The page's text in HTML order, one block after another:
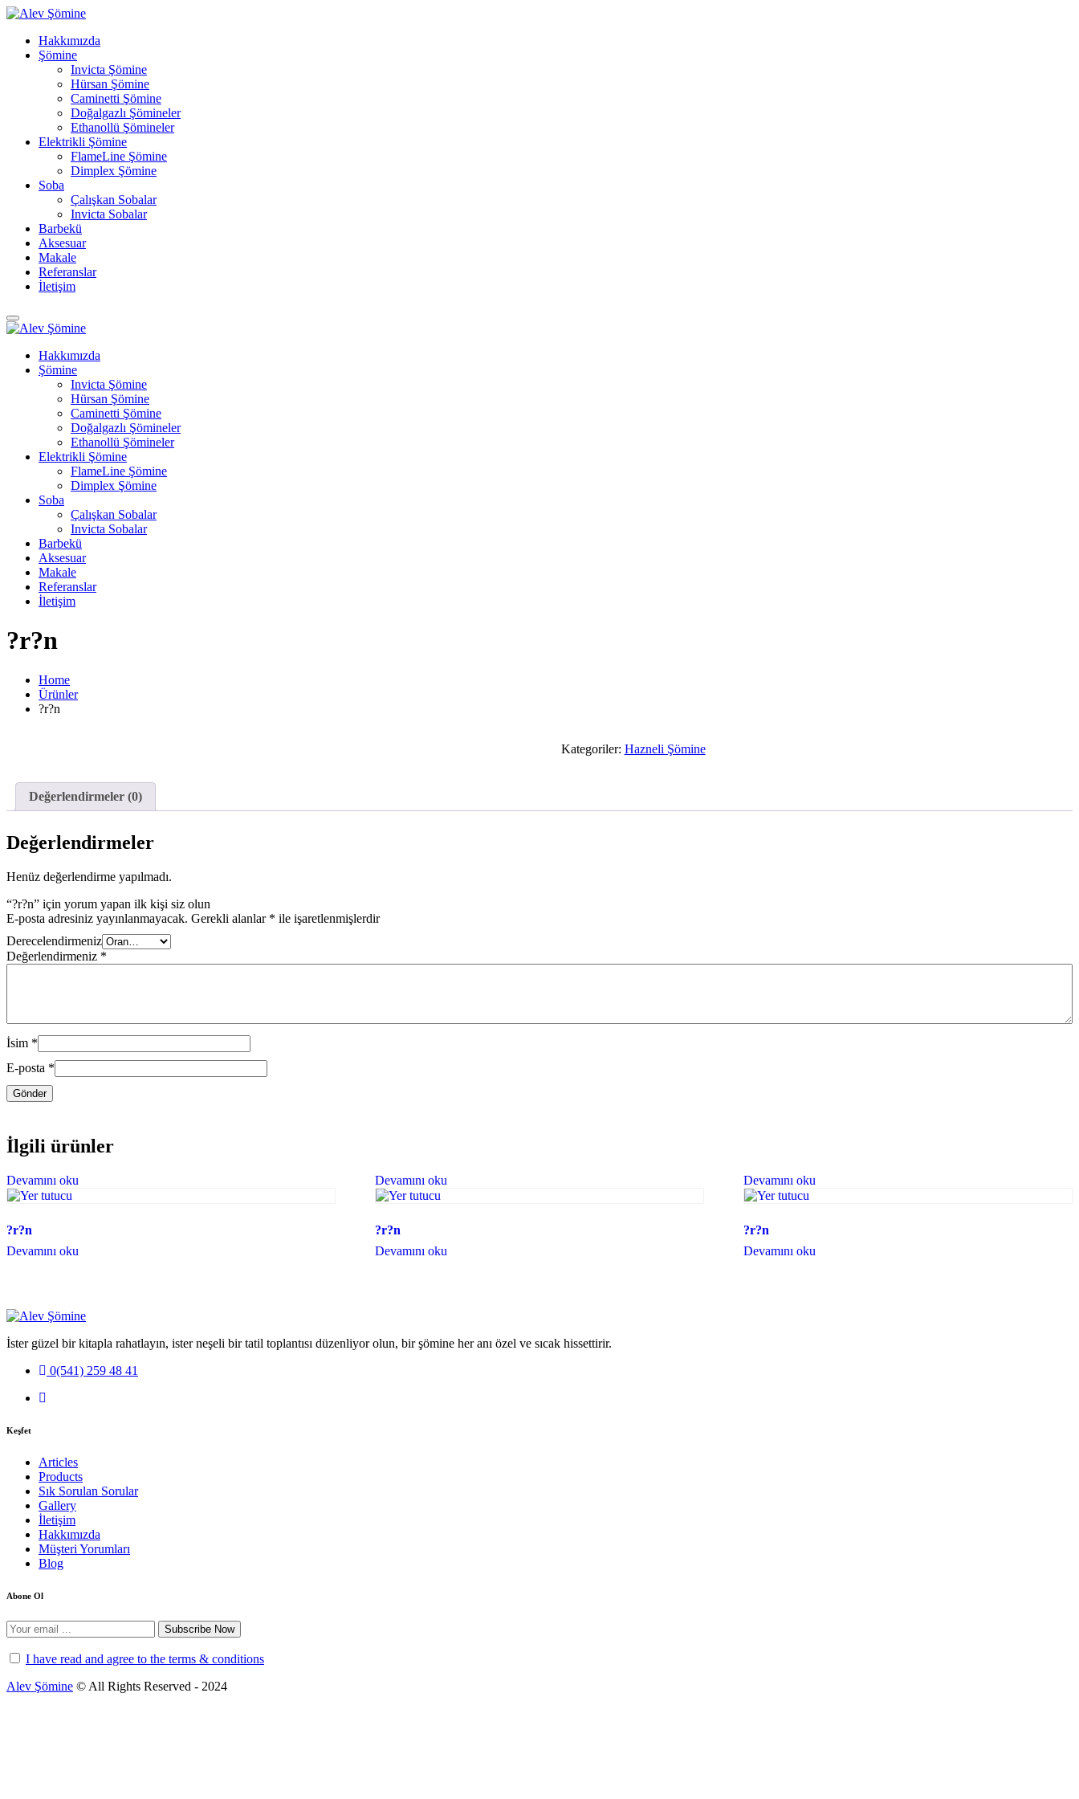
Hakkımızda
Şömine
Invicta Şömine
Hürsan Şömine
Caminetti Şömine
Doğalgazlı Şömineler
Ethanollü Şömineler
Elektrikli Şömine
FlameLine Şömine
Dimplex Şömine
Soba
Çalışkan Sobalar
Invicta Sobalar
Barbekü
Aksesuar
Makale
Referanslar
İletişim
Hakkımızda
Şömine
Invicta Şömine
Hürsan Şömine
Caminetti Şömine
Doğalgazlı Şömineler
Ethanollü Şömineler
Elektrikli Şömine
FlameLine Şömine
Dimplex Şömine
Soba
Çalışkan Sobalar
Invicta Sobalar
Barbekü
Aksesuar
Makale
Referanslar
İletişim
?r?n
Home
Ürünler
?r?n
Kategoriler: Hazneli Şömine
Değerlendirmeler (0)
Değerlendirmeler
Henüz değerlendirme yapılmadı.
“?r?n” için yorum yapan ilk kişi siz olun
E-posta adresiniz yayınlanmayacak. Gerekli alanlar * ile işaretlenmişlerdir
Derecelendirmeniz
Değerlendirmeniz *
İsim *
E-posta *
İlgili ürünler
Devamını oku
?r?n
Devamını oku
Devamını oku
?r?n
Devamını oku
Devamını oku
?r?n
Devamını oku
İster güzel bir kitapla rahatlayın, ister neşeli bir tatil toplantısı düzenliyor olun, bir şömine her anı özel ve sıcak hissettirir.
0(541) 259 48 41
Keşfet
Articles
Products
Sık Sorulan Sorular
Gallery
İletişim
Hakkımızda
Müşteri Yorumları
Blog
Abone Ol
Subscribe Now
I have read and agree to the terms & conditions
Alev Şömine © All Rights Reserved - 2024